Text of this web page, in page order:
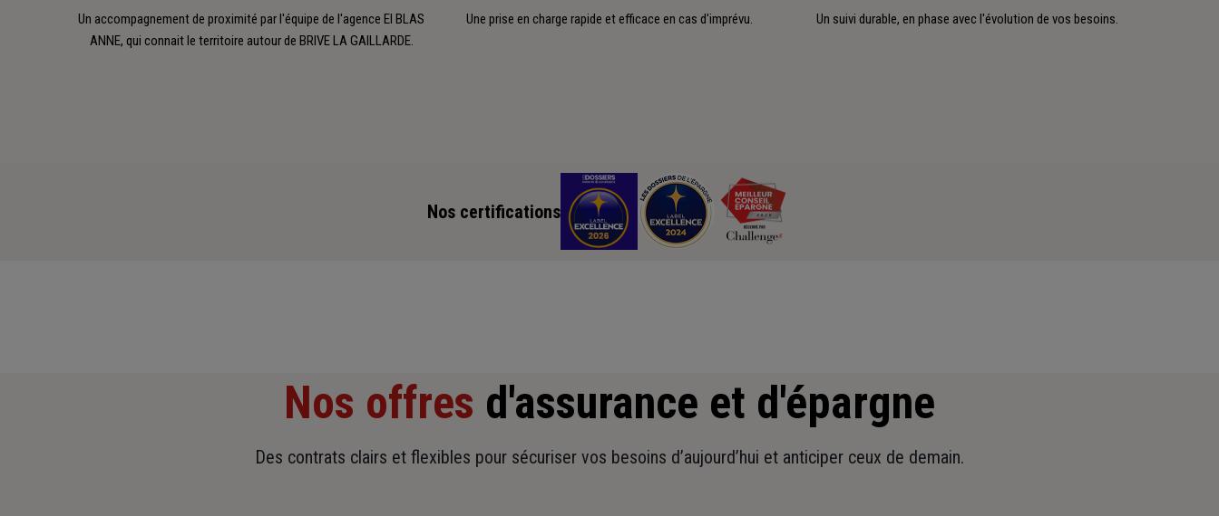
Un accompagnement de proximité par l'équipe de l'agence EI BLAS
ANNE, qui connait le territoire autour de BRIVE LA GAILLARDE.
Une prise en charge rapide et efficace en cas d'imprévu. Un suivi durable, en phase avec l'évolution de vos besoins.
Nos certifications
Nos offres d'assurance et d'épargne
Des contrats clairs et flexibles pour sécuriser vos besoins d’aujourd’hui et anticiper ceux de demain.